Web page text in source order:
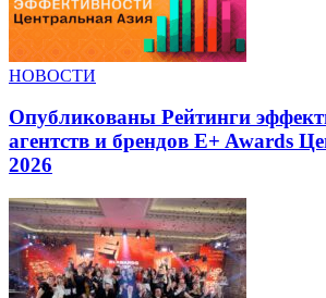
НОВОСТИ
Опубликованы Рейтинги
агентств и брендов E+ Awards
2026